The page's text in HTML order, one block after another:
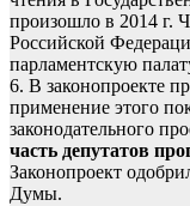
произошло в 2014 г.
Российской
парламентскую
6. В законопроекте
применение этого
законодательного
часть депутатов
Законопроект
Думы.